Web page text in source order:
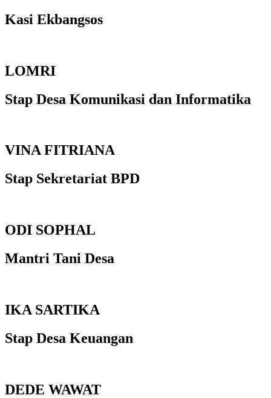
Kasi Ekbangsos
LOMRI
Stap Desa Komunikasi dan Informatika
VINA FITRIANA
Stap Sekretariat BPD
ODI SOPHAL
Mantri Tani Desa
IKA SARTIKA
Stap Desa Keuangan
DEDE WAWAT